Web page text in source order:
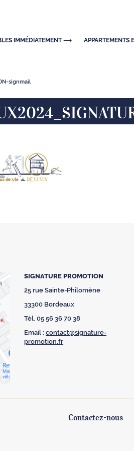
IMMÉDIATEMENT ⟶ APPARTEMENTS
signmail
SIGNATURE PROMOTION
25 rue Sainte-Philomène
33300 Bordeaux
Tél. 05 56 36 70 38
Email :contact@signature-
promotion.fr
Contactez-nous